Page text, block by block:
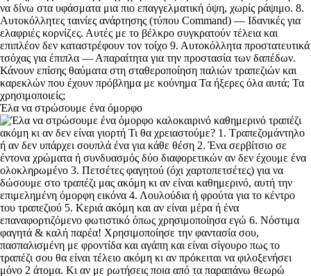
Έλα να στρώσουμε ένα όμορφο